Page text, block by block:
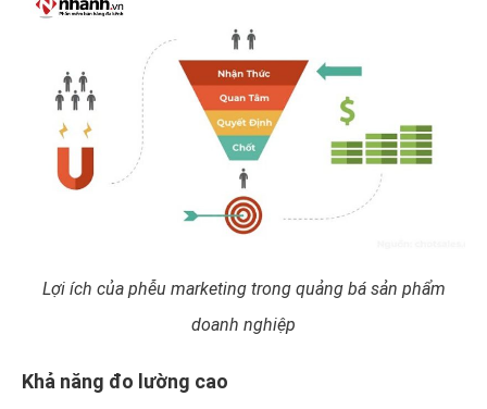
Lợi ích của phễu marketing trong quảng bá sản phẩm
doanh nghiệp
Khả năng đo lường cao